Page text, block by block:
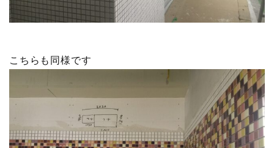
こちらも同様です